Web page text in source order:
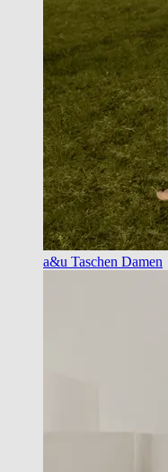
a&u Taschen Damen